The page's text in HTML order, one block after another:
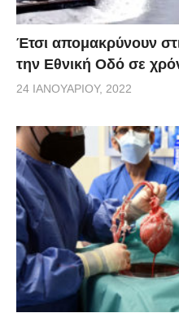
Έτσι απομακρύνουν
την Εθνική Οδό σε
24 ΙΑΝΟΥΑΡΊΟΥ, 2022